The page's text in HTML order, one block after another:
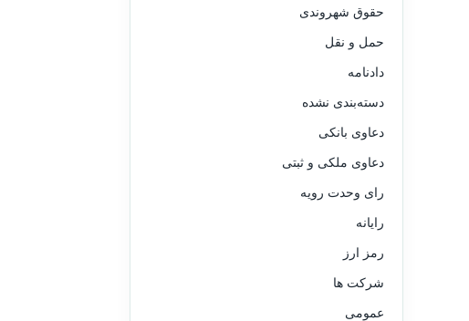
حقوق شهروندی
حمل و نقل
دادنامه
دسته‌بندی نشده
دعاوی بانکی
دعاوی ملکی و ثبتی
رای وحدت رویه
رایانه
رمز ارز
شرکت ها
عمومی